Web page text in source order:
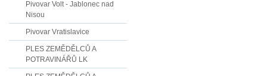
Pivovar Volt - Jablonec nad
Nisou
Pivovar Vratislavice
PLES ZEMĚDĚLCŮ A
POTRAVINÁŘŮ LK